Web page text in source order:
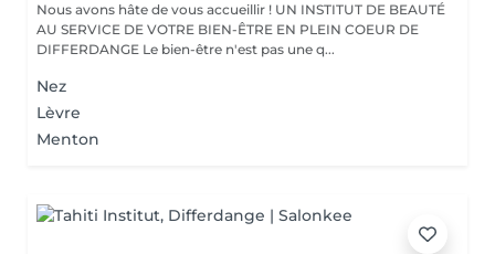
Nous avons hâte de vous accueillir ! UN INSTITUT DE BEAUTÉ
AU SERVICE DE VOTRE BIEN-ÊTRE EN PLEIN COEUR DE
DIFFERDANGE Le bien-être n'est pas une q...
Nez
Lèvre
Menton